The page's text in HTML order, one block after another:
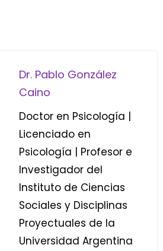
Dr. Pablo González
Caino
Doctor en Psicología |
Licenciado en
Psicología | Profesor e
Investigador del
Instituto de Ciencias
Sociales y Disciplinas
Proyectuales de la
Universidad Argentina